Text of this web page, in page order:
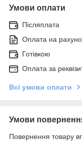
Умови оплати
Післяплата
Оплата на
Готівкою
Оплата за
Всі умови оплати
Умови
Повернення товару